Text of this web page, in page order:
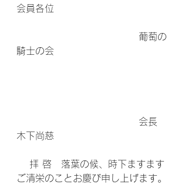
会員各位
葡萄の
騎士の会
会長
木下尚慈
ご清栄のことお慶び申し上げます。